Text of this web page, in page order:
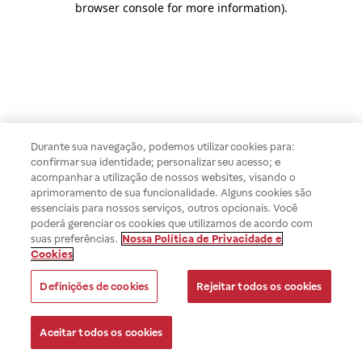
browser console for more information).
Durante sua navegação, podemos utilizar cookies para:
confirmar sua identidade; personalizar seu acesso; e
acompanhar a utilização de nossos websites, visando o
aprimoramento de sua funcionalidade. Alguns cookies são
essenciais para nossos serviços, outros opcionais. Você
poderá gerenciar os cookies que utilizamos de acordo com
suas preferências. Nossa Política de Privacidade e
Cookies
Definições de cookies Rejeitar todos os cookies
Aceitar todos os cookies